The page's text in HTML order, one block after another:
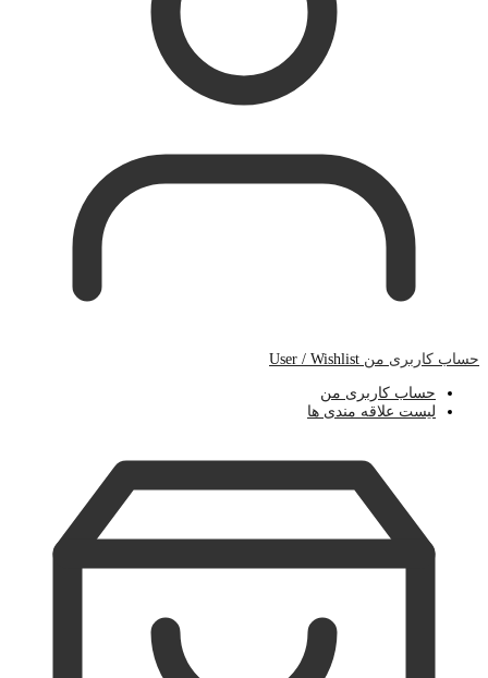
حساب کاربری من User / Wishlist
حساب کاربری من
لیست علاقه مندی ها